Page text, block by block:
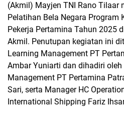
(Akmil) Mayjen TNI Rano Tilaar
Pelatihan Bela Negara Program
Pekerja Pertamina Tahun 2025
Akmil. Penutupan kegiatan ini
Learning Management PT
Ambar Yuniarti dan dihadiri
Management PT Pertamina
Sari, serta Manager HC
International Shipping Fariz